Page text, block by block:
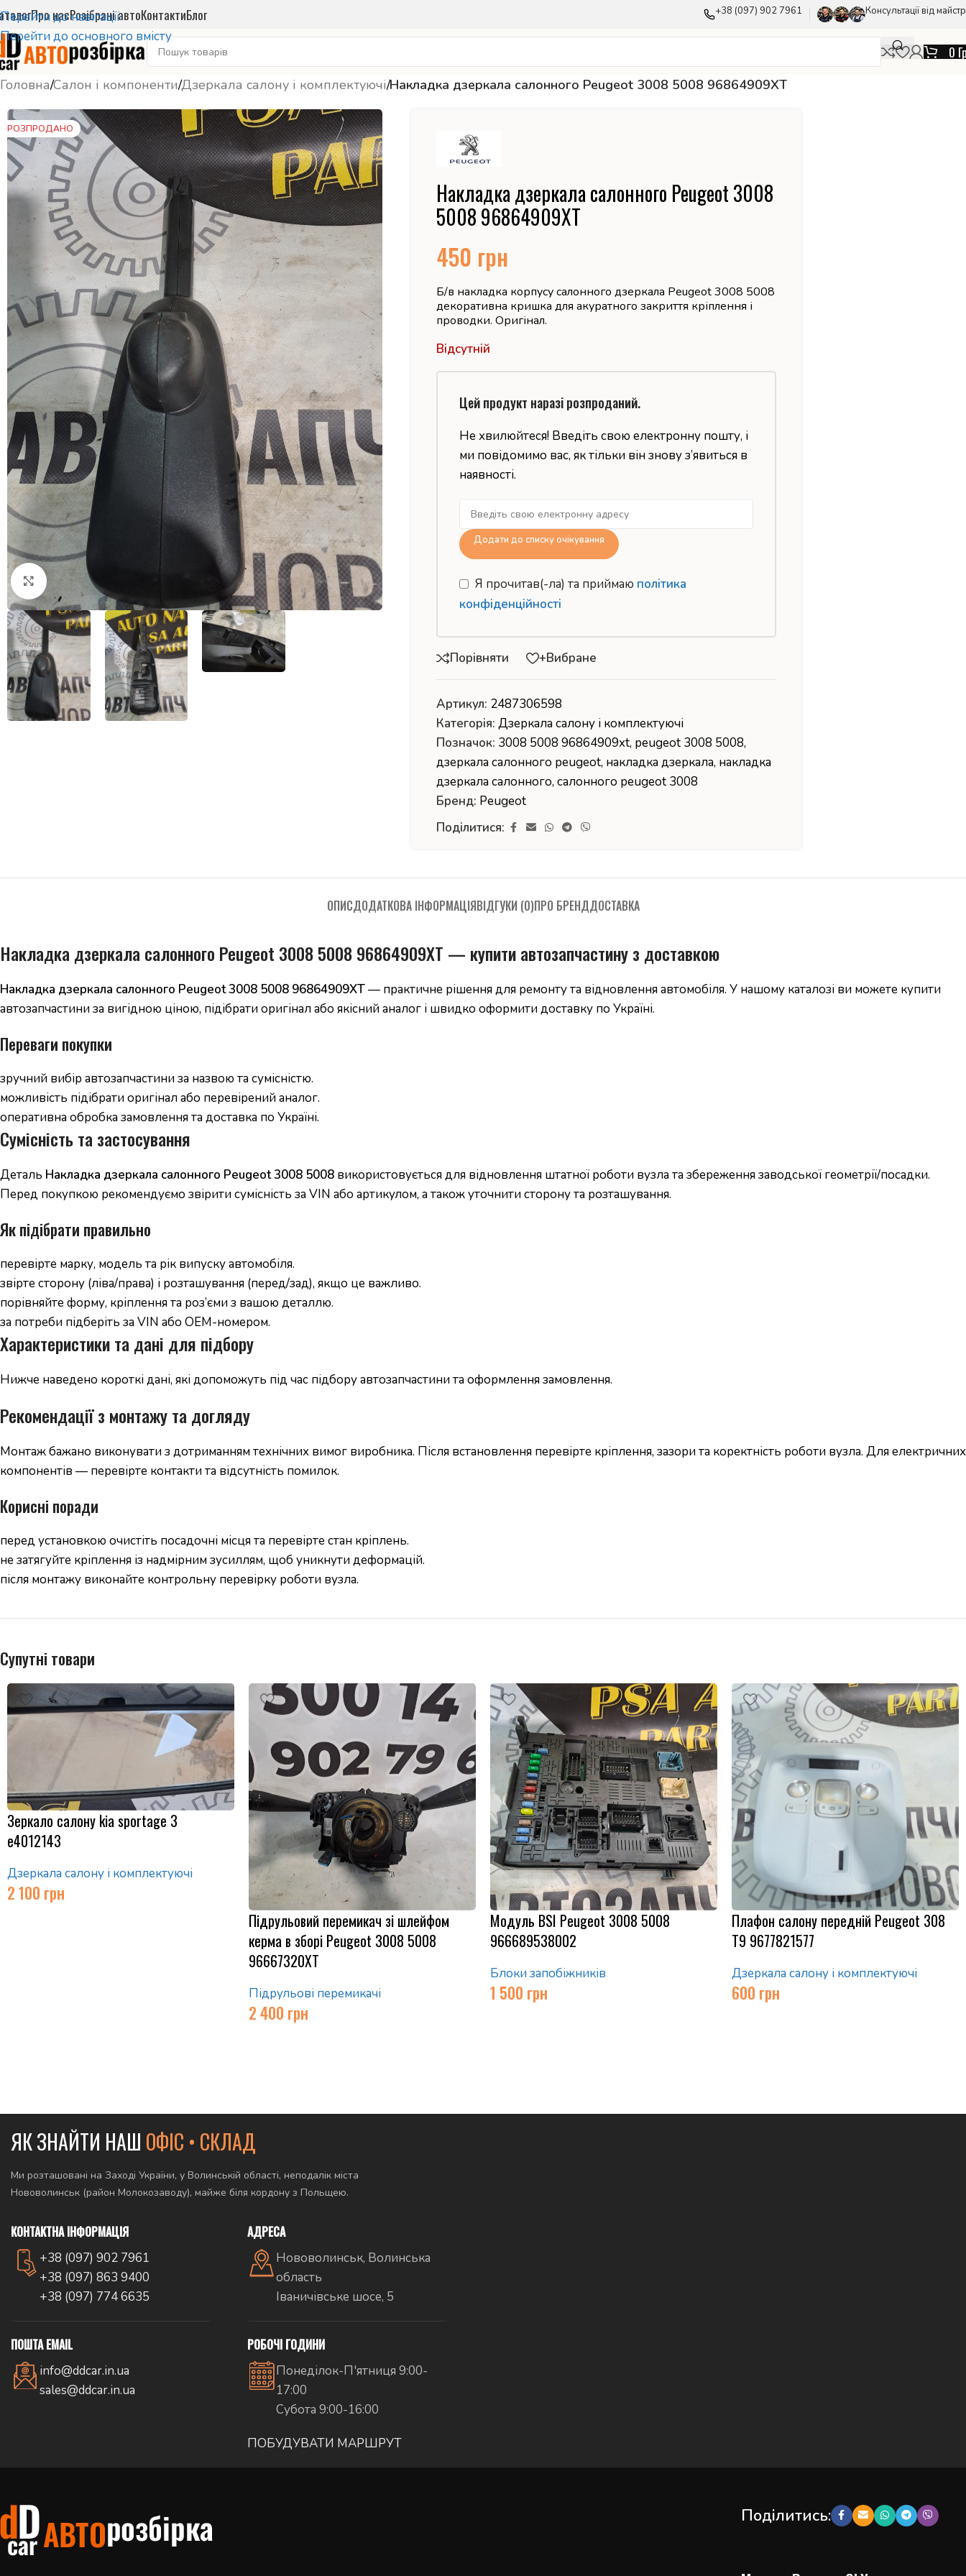
Перейти до навігації
Перейти до основного вмісту
Про насРозібрані автоКонтактиБлог +38 (097) 902 7961 Консультації від
0
Головна/Салон і компоненти/Дзеркала салону і комплектуючі/Накладка дзеркала салонного Peugeot 3008 5008 96864909XT
РОЗПРОДАНО
Натисніть, щоб збільшити
Накладка дзеркала салонного Peugeot 3008
5008 96864909XT
450 грн
Б/в накладка корпусу салонного дзеркала Peugeot 3008 5008
декоративна кришка для акуратного закриття кріплення і
проводки. Оригінал.
Відсутній
Цей продукт наразі розпроданий.
Не хвилюйтеся! Введіть свою електронну пошту, і
ми повідомимо вас, як тільки він знову з’явиться в
наявності.
Додати до списку очікування
Я прочитав(-ла) та приймаю політика
конфіденційності
Порівняти +Вибране
Артикул: 2487306598
Категорія: Дзеркала салону і комплектуючі
Позначок: 3008 5008 96864909xt, peugeot 3008 5008,
дзеркала салонного peugeot, накладка дзеркала, накладка
дзеркала салонного, салонного peugeot 3008
Бренд: Peugeot
Поділитися:
ОПИСДОДАТКОВА ІНФОРМАЦІЯВІДГУКИ (0)ПРО БРЕНДДОСТАВКА
Накладка дзеркала салонного Peugeot 3008 5008 96864909XT — купити автозапчастину з доставкою
Накладка дзеркала салонного Peugeot 3008 5008 96864909XT— практичне рішення для ремонту та відновлення автомобіля. У нашому каталозі ви можете купити
автозапчастини за вигідною ціною, підібрати оригінал або якісний аналог і швидко оформити доставку по Україні.
Переваги покупки
зручний вибір автозапчастини за назвою та сумісністю.
можливість підібрати оригінал або перевірений аналог.
оперативна обробка замовлення та доставка по Україні.
Сумісність та застосування
Деталь Накладка дзеркала салонного Peugeot 3008 5008 використовується для відновлення штатної роботи вузла та збереження заводської геометрії/посадки.
Перед покупкою рекомендуємо звірити сумісність за VIN або артикулом, а також уточнити сторону та розташування.
Як підібрати правильно
перевірте марку, модель та рік випуску автомобіля.
звірте сторону (ліва/права) і розташування (перед/зад), якщо це важливо.
порівняйте форму, кріплення та роз’єми з вашою деталлю.
за потреби підберіть за VIN або OEM-номером.
Характеристики та дані для підбору
Нижче наведено короткі дані, які допоможуть під час підбору автозапчастини та оформлення замовлення.
Рекомендації з монтажу та догляду
Монтаж бажано виконувати з дотриманням технічних вимог виробника. Після встановлення перевірте кріплення, зазори та коректність роботи вузла. Для електричних
компонентів — перевірте контакти та відсутність помилок.
Корисні поради
перед установкою очистіть посадочні місця та перевірте стан кріплень.
не затягуйте кріплення із надмірним зусиллям, щоб уникнути деформацій.
після монтажу виконайте контрольну перевірку роботи вузла.
Супутні товари
Зеркало салону kia sportage 3
e4012143
Дзеркала салону і комплектуючі
2 100 грн
Підрульовий перемикач зі шлейфом
керма в зборі Peugeot 3008 5008
96667320XT
Підрульові перемикачі
2 400 грн
Модуль BSI Peugeot 3008 5008
966689538002
Блоки запобіжників
1 500 грн
Плафон салону передній Peugeot 308
T9 9677821577
Дзеркала салону і комплектуючі
600 грн
ЯК ЗНАЙТИ НАШ ОФІС • СКЛАД
Ми розташовані на Заході України, у Волинській області, неподалік міста
Нововолинськ (район Молокозаводу), майже біля кордону з Польщею.
КОНТАКТНА ІНФОРМАЦІЯ
+38 (097) 902 7961
+38 (097) 863 9400
+38 (097) 774 6635
ПОШТА EMAIL
info@ddcar.in.ua
sales@ddcar.in.ua
АДРЕСА
Нововолинськ, Волинська
область
Іваничівське шосе, 5
РОБОЧІ ГОДИНИ
Понеділок-П'ятниця 9:00-
17:00
Субота 9:00-16:00
ПОБУДУВАТИ МАРШРУТ
Поділитись: